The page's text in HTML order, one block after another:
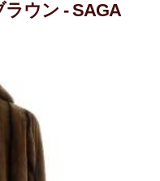
ラウン - SAGA